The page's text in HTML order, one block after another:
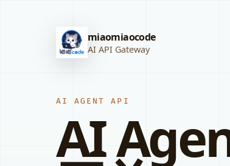
miaomiaocode
AI API Gateway
AI AGENT API
AI